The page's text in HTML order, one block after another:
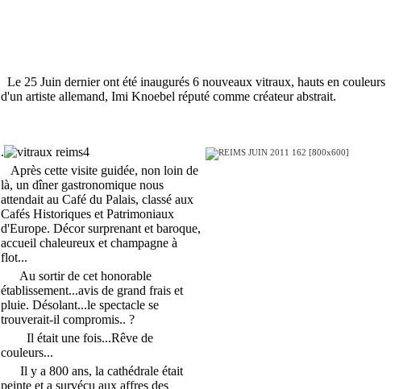
Le 25 Juin dernier ont été inaugurés 6 nouveaux vitraux, hauts en couleurs
d'un artiste allemand, Imi Knoebel réputé comme créateur abstrait.
.
Après cette visite guidée, non loin de
là, un dîner gastronomique nous
attendait au Café du Palais, classé aux
Cafés Historiques et Patrimoniaux
d'Europe. Décor surprenant et baroque,
accueil chaleureux et champagne à
flot...
Au sortir de cet honorable
établissement...avis de grand frais et
pluie. Désolant...le spectacle se
trouverait-il compromis.. ?
Il était une fois...Rêve de
couleurs...
Il y a 800 ans, la cathédrale était
peinte et a survécu aux affres des